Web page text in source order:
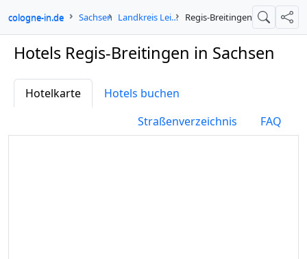
cologne-in.de Sachsen Landkreis Leipzig Regis-Breitingen Suche
Hotels Regis-Breitingen in Sachsen
Hotelkarte
Hotels buchen
Straßenverzeichnis
FAQ